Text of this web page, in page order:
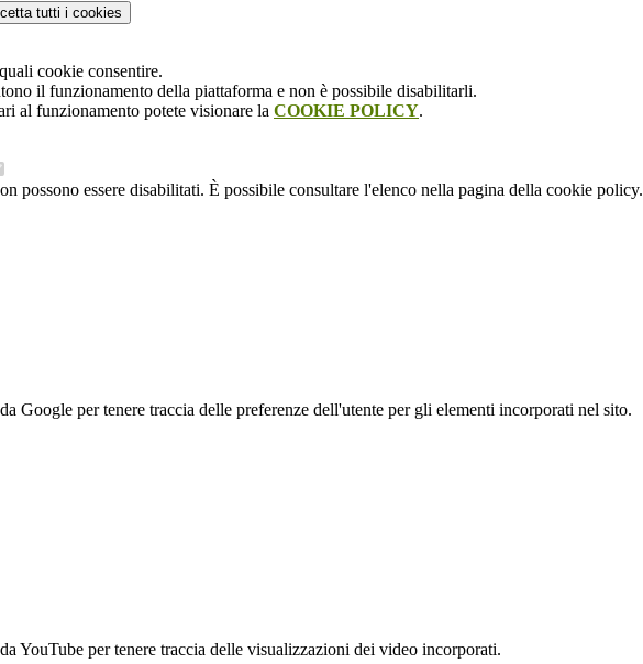
tutti i cookies
cookie consentire.
il funzionamento della piattaforma e non è possibile disabilitarli.
al funzionamento potete visionare la COOKIE POLICY.
possono essere disabilitati. È possibile consultare l'elenco nella pagina della cookie policy.
Google per tenere traccia delle preferenze dell'utente per gli elementi incorporati nel sito.
YouTube per tenere traccia delle visualizzazioni dei video incorporati.